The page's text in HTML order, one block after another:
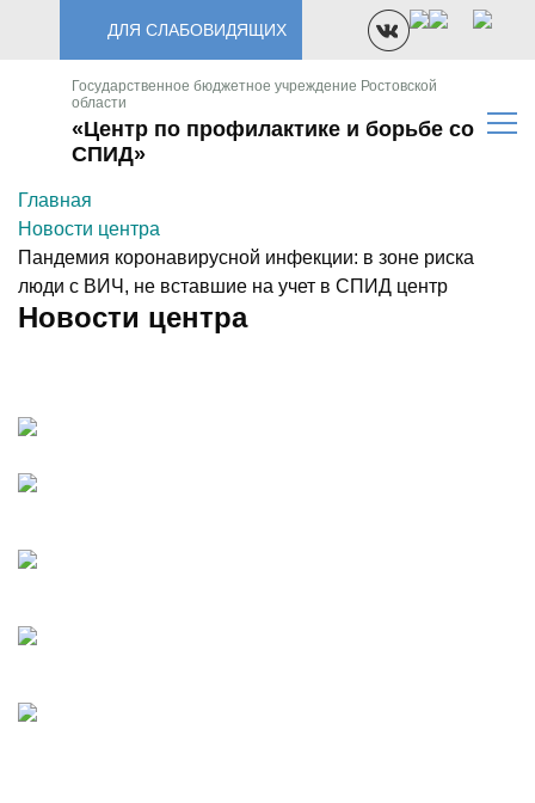
ДЛЯ СЛАБОВИДЯЩИХ
Государственное бюджетное учреждение Ростовской
области
«Центр по профилактике и борьбе со
СПИД»
Главная
Новости центра
Пандемия коронавирусной инфекции: в зоне риска
люди с ВИЧ, не вставшие на учет в СПИД центр
Новости центра